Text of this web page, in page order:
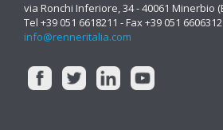
via Ronchi Inferiore, 34 - 40061 Minerbio
Tel +39 051 6618211 - Fax +39 051 6606312
info@renneritalia.com